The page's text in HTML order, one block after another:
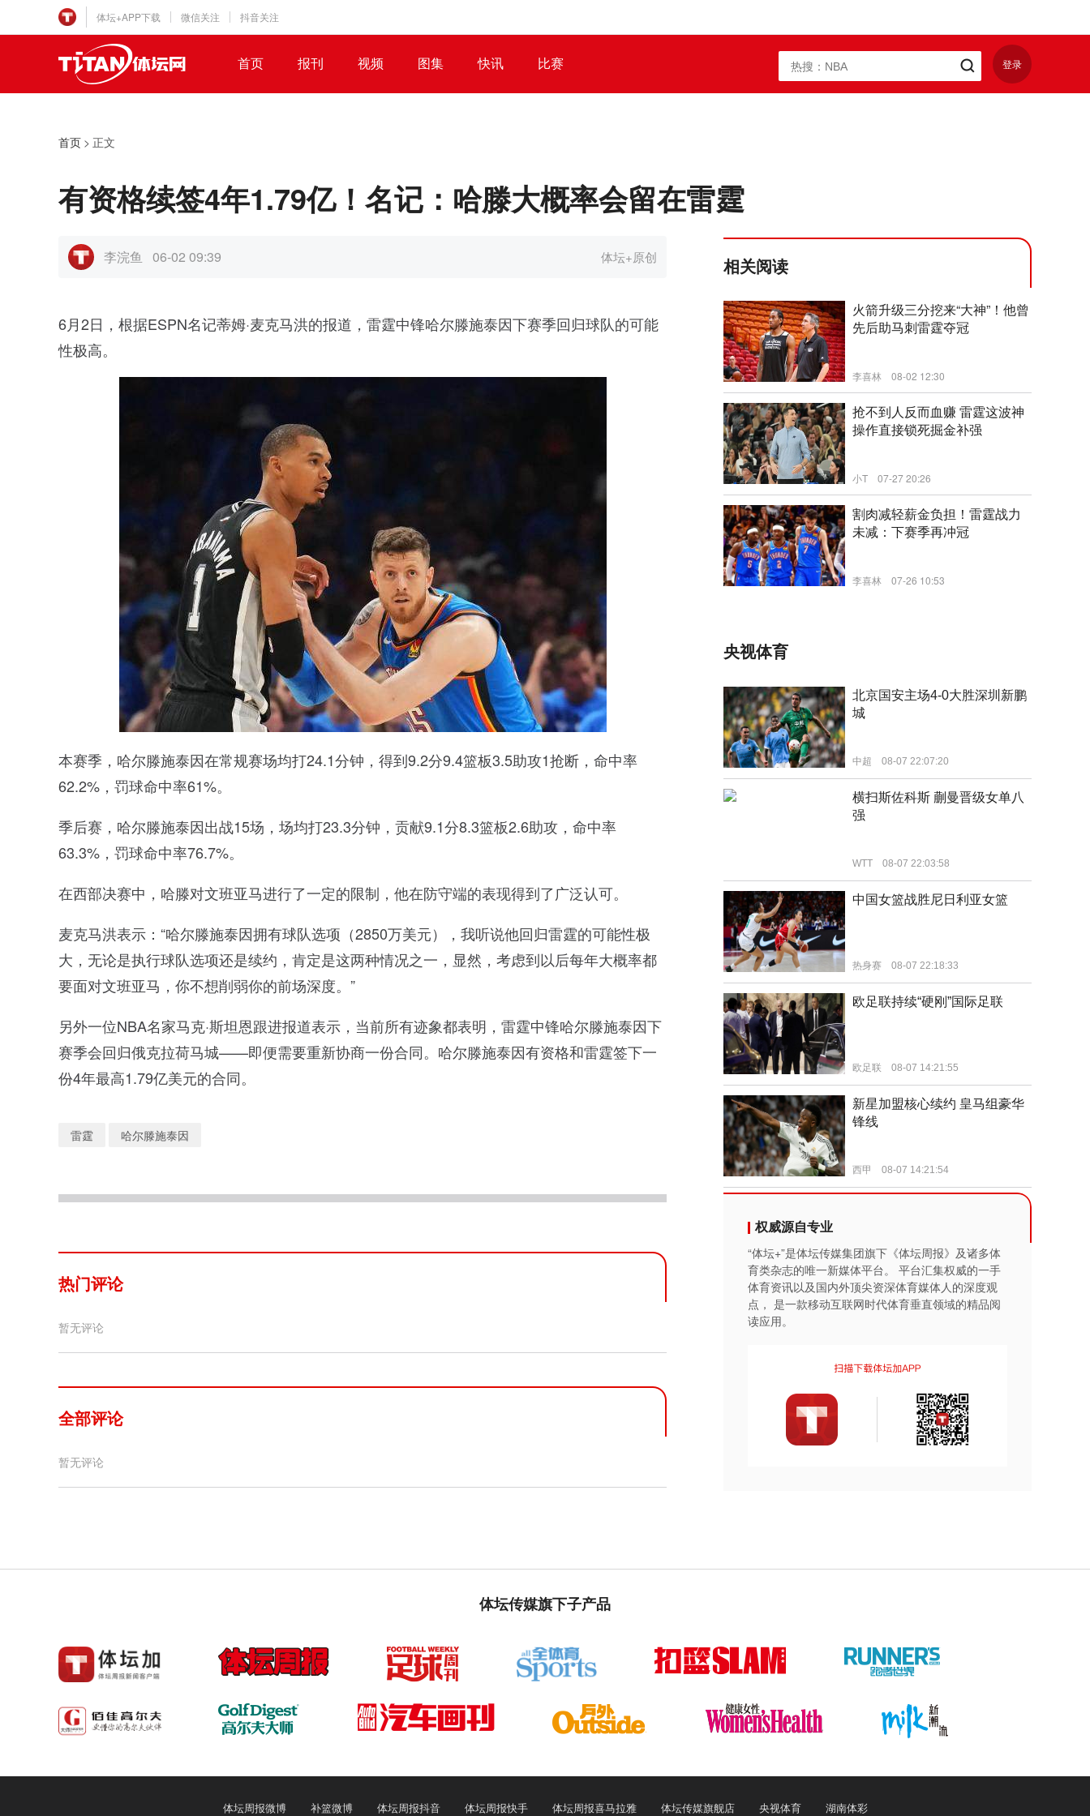
体坛+APP下载 微信关注 抖音关注
首页 报刊 视频 图集 快讯 比赛 登录
首页 > 正文
有资格续签4年1.79亿！名记：哈滕大概率会留在雷霆
李浣鱼 06-02 09:39 体坛+原创
6月2日，根据ESPN名记蒂姆·麦克马洪的报道，雷霆中锋哈尔滕施泰因下赛季回归球队的可能
性极高。
本赛季，哈尔滕施泰因在常规赛场均打24.1分钟，得到9.2分9.4篮板3.5助攻1抢断，命中率
62.2%，罚球命中率61%。
季后赛，哈尔滕施泰因出战15场，场均打23.3分钟，贡献9.1分8.3篮板2.6助攻，命中率
63.3%，罚球命中率76.7%。
在西部决赛中，哈滕对文班亚马进行了一定的限制，他在防守端的表现得到了广泛认可。
麦克马洪表示：“哈尔滕施泰因拥有球队选项（2850万美元），我听说他回归雷霆的可能性极
大，无论是执行球队选项还是续约，肯定是这两种情况之一，显然，考虑到以后每年大概率都
要面对文班亚马，你不想削弱你的前场深度。”
另外一位NBA名家马克·斯坦恩跟进报道表示，当前所有迹象都表明，雷霆中锋哈尔滕施泰因下
赛季会回归俄克拉荷马城——即便需要重新协商一份合同。哈尔滕施泰因有资格和雷霆签下一
份4年最高1.79亿美元的合同。
雷霆 哈尔滕施泰因
热门评论
暂无评论
全部评论
暂无评论
相关阅读
新闻
火箭升级三分挖来“大神”！他曾
先后助马刺雷霆夺冠
李喜林 08-02 12:30
新闻
抢不到人反而血赚 雷霆这波神
操作直接锁死掘金补强
小T 07-27 20:26
割肉减轻薪金负担！雷霆战力
未减：下赛季再冲冠
李喜林 07-26 10:53
权威源自专业
“体坛+”是体坛传媒集团旗下《体坛周报》及诸多体
育类杂志的唯一新媒体平台。 平台汇集权威的一手
体育资讯以及国内外顶尖资深体育媒体人的深度观
点， 是一款移动互联网时代体育垂直领域的精品阅
读应用。
体坛传媒旗下子产品
体坛周报微博 补篮微博 体坛周报抖音 体坛周报快手 体坛周报喜马拉雅 体坛传媒旗舰店 央视体育 湖南体彩